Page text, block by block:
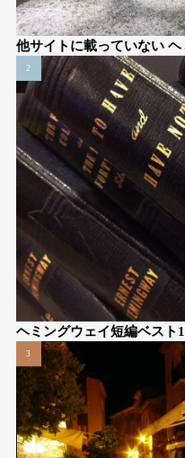
他サイトに載っていない
ヘミングウェイ短編ベスト